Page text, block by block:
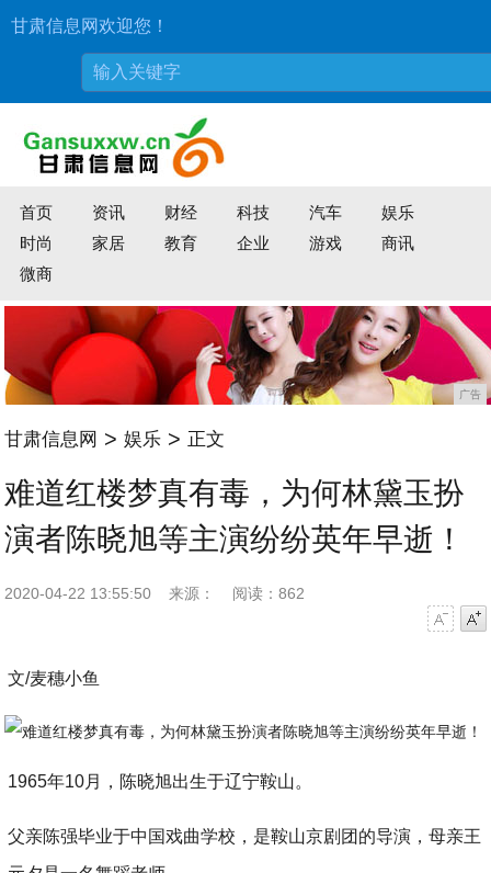
甘肃信息网欢迎您！
首页 资讯 财经 科技 汽车
娱乐
时尚
家居 教育 企业 游戏
商讯
微商
广告
甘肃信息网 > 娱乐 > 正文
难道红楼梦真有毒，为何林黛玉扮
演者陈晓旭等主演纷纷英年早逝！
2020-04-22 13:55:50 来源：
阅读：862
文/麦穗小鱼
1965年10月，陈晓旭出生于辽宁鞍山。
父亲陈强毕业于中国戏曲学校，是鞍山京剧团的导演，母亲王